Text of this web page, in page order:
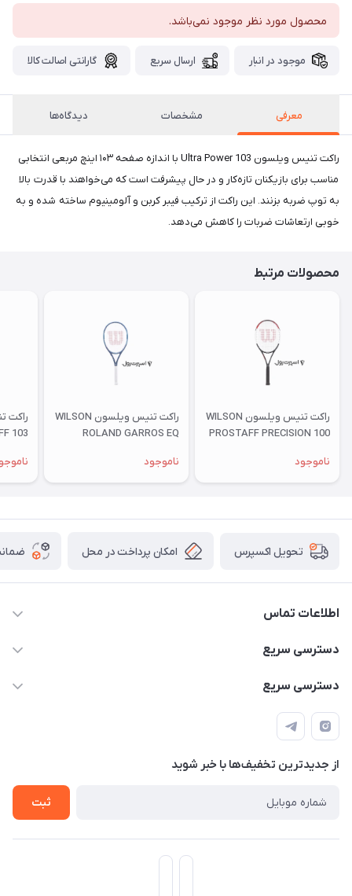
محصول مورد نظر موجود نمی‌باشد.
موجود در انبار ارسال سریع گارانتی اصالت کالا
معرفی مشخصات دیدگاه‌ها
راکت تنیس ویلسون Ultra Power 103 با اندازه صفحه ۱۰۳ اینچ مربعی انتخابی
مناسب برای بازیکنان تازه‌کار و در حال پیشرفت است که می‌خواهند با قدرت بالا
به توپ ضربه بزنند. این راکت از ترکیب فیبر کربن و آلومینیوم ساخته شده و به
خوبی ارتعاشات ضربات را کاهش می‌دهد.
محصولات مرتبط
راکت تنیس ویلسون WILSON
PROSTAFF PRECISION 100
ناموجود
راکت تنیس ویلسون WILSON
ROLAND GARROS EQ
ناموجود
103
تحویل اکسپرس امکان پرداخت در محل
اطلاعات تماس
۰۹۳۵۶۰۴۰۳۶۵
سیمای ورزش
دسترسی سریع
اسکیت فلایینگ ایگل
اسکیت دخترانه
دسترسی سریع
اسکوتر برقی دخترانه
اسکیت روسز
اسکوتر
از جدید‌ترین تخفیف‌ها با‌ خبر شوید
ثبت